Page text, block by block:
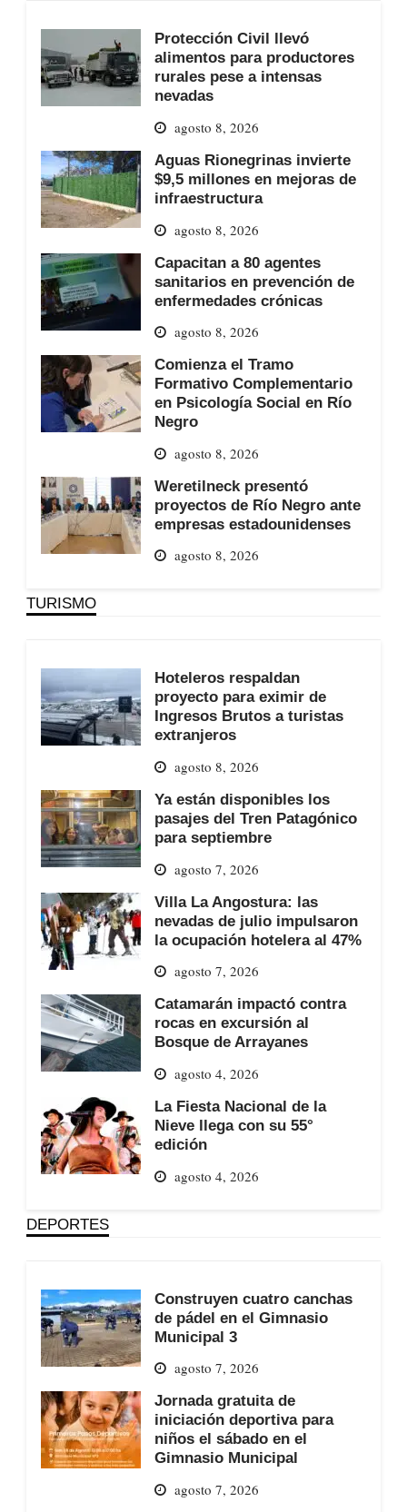
Protección Civil llevó
alimentos para productores
rurales pese a intensas
nevadas
agosto 8, 2026
Aguas Rionegrinas invierte
$9,5 millones en mejoras de
infraestructura
agosto 8, 2026
Capacitan a 80 agentes
sanitarios en prevención de
enfermedades crónicas
agosto 8, 2026
Comienza el Tramo
Formativo Complementario
en Psicología Social en Río
Negro
agosto 8, 2026
Weretilneck presentó
proyectos de Río Negro ante
empresas estadounidenses
agosto 8, 2026
TURISMO
Hoteleros respaldan
proyecto para eximir de
Ingresos Brutos a turistas
extranjeros
agosto 8, 2026
Ya están disponibles los
pasajes del Tren Patagónico
para septiembre
agosto 7, 2026
Villa La Angostura: las
nevadas de julio impulsaron
la ocupación hotelera al 47%
agosto 7, 2026
Catamarán impactó contra
rocas en excursión al
Bosque de Arrayanes
agosto 4, 2026
La Fiesta Nacional de la
Nieve llega con su 55°
edición
agosto 4, 2026
DEPORTES
Construyen cuatro canchas
de pádel en el Gimnasio
Municipal 3
agosto 7, 2026
Jornada gratuita de
iniciación deportiva para
niños el sábado en el
Gimnasio Municipal
agosto 7, 2026